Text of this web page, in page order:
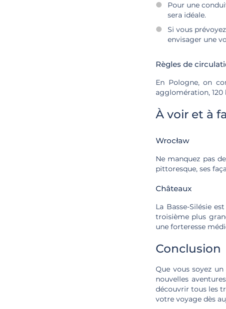
Pour une
sera idéale.
Si vous
envisager une
Règles de
En Pologne, on
agglomération, 120
À voir et à
Wrocław
Ne manquez pas
pittoresque, ses
Châteaux
La Basse-Silésie
troisième plus
une forteresse
Conclusion
Que vous soyez
nouvelles
découvrir tous les
votre voyage dès